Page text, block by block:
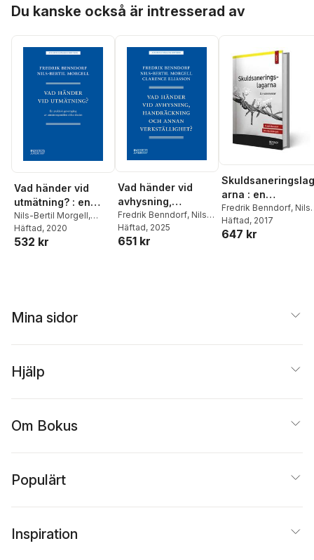
Du kanske också är intresserad av
Vad händer vid
utmätning? : en
praktisk
genomgång av
utmätningsmålets
Nils-Bertil Morgell,
Fredrik Benndorf
Häftad, 2020
532 kr
Vad händer vid
avhysning,
handräckning och
annan
verkställighet?
Fredrik Benndorf, Nils-
Bertil Morgell
Eliasson
Häftad, 2025
651 kr
Skuldsaneringslag
arna : en
kommentar
Fredrik Benndorf, Nils-
Bertil Morgell
Häftad, 2017
647 kr
Mina sidor
Hjälp
Om Bokus
Populärt
Inspiration